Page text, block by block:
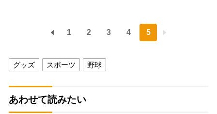
1 2 3 4 5
グッズ スポーツ 野球
あわせて読みたい